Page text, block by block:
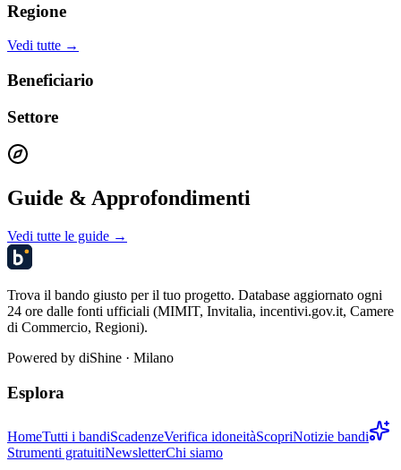
Regione
Vedi tutte →
Beneficiario
Settore
Guide & Approfondimenti
Vedi tutte le guide →
Trova il bando giusto per il tuo progetto. Database aggiornato ogni
24 ore dalle fonti ufficiali (MIMIT, Invitalia, incentivi.gov.it, Camere
di Commercio, Regioni).
Powered by diShine · Milano
Esplora
HomeTutti i bandiScadenzeVerifica idoneitàScopriNotizie bandi
Strumenti gratuitiNewsletterChi siamo